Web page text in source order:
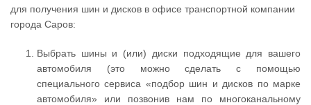
для получения шин и дисков в офисе транспортной компании
города Саров:
Выбрать шины и (или) диски подходящие для вашего
автомобиля (это можно сделать с помощью
специального сервиса «подбор шин и дисков по марке
автомобиля» или позвонив нам по многоканальному